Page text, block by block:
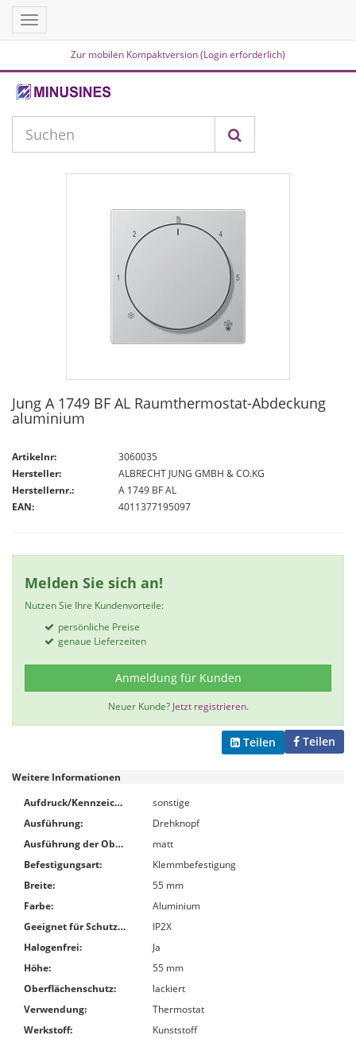
Zur mobilen Kompaktversion (Login erforderlich)
Toggle
navigation
Jung A 1749 BF AL Raumthermostat-Abdeckung
aluminium
Artikelnr:
3060035
Hersteller:
ALBRECHT JUNG GMBH & CO.KG
Herstellernr.:
A 1749 BF AL
EAN:
4011377195097
Melden Sie sich an!
Nutzen Sie Ihre Kundenvorteile:
persönliche Preise
genaue Lieferzeiten
Anmeldung für Kunden
Neuer Kunde? Jetzt registrieren.
Teilen
Teilen
Weitere Informationen
Aufdruck/Kennzeichnung:
sonstige
Ausführung:
Drehknopf
Ausführung der Oberfläche:
matt
Befestigungsart:
Klemmbefestigung
Breite:
55 mm
Farbe:
Aluminium
Geeignet für Schutzart (IP):
IP2X
Halogenfrei:
Ja
Höhe:
55 mm
Oberflächenschutz:
lackiert
Verwendung:
Thermostat
Werkstoff:
Kunststoff